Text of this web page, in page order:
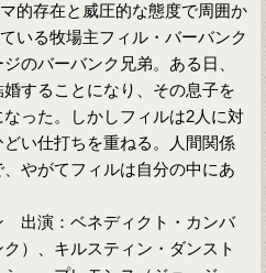
的存在と威圧的な態度で周囲か
いる牧場主フィル・バーバンク
のバーバンク兄弟。ある日、
することになり、その息子を
った。しかしフィルは2人に対
い仕打ちを重ねる。人間関係
やがてフィルは自分の中にあ
出演：ベネディクト・カンバ
）、キルスティン・ダンスト